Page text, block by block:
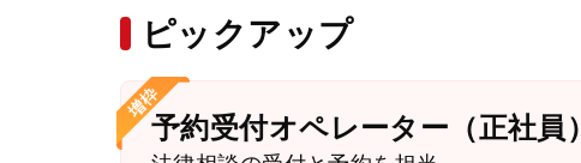
ピックアップ
予約受付オペレーター（正社員）